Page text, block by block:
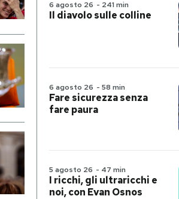
6 agosto 26 - 241 min
Il diavolo sulle colline
6 agosto 26 - 58 min
Fare sicurezza senza
fare paura
5 agosto 26 - 47 min
I ricchi, gli ultraricchi e
noi, con Evan Osnos